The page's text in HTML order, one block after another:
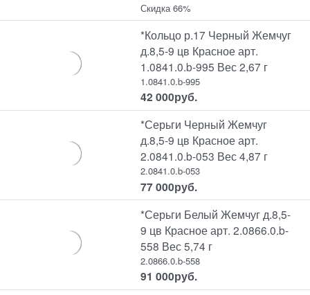
Скидка 66%
*Кольцо р.17 Черный Жемчуг
д.8,5-9 цв Красное арт.
1.0841.0.b-995 Вес 2,67 г
1.0841.0.b-995
42 000руб.
*Серьги Черный Жемчуг
д.8,5-9 цв Красное арт.
2.0841.0.b-053 Вес 4,87 г
2.0841.0.b-053
77 000руб.
*Серьги Белый Жемчуг д.8,5-
9 цв Красное арт. 2.0866.0.b-
558 Вес 5,74 г
2.0866.0.b-558
91 000руб.